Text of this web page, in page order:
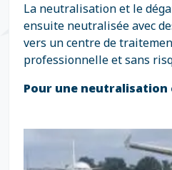
La neutralisation et le
ensuite neutralisée avec
vers un centre de
professionnelle et sans
Pour une neutralisation